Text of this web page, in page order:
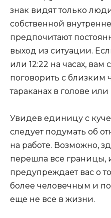
знак видят только
собственной
предпочитают
выход из ситуации.
или 12:22 на часах, вам
поговорить с близким
тараканах в голове
Увидев единицу с
следует подумать об
на работе. Возможно,
перешла все границы,
предупреждает вас о
более человечным и
еще не все в жизни.